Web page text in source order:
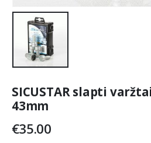
SICUSTAR slapti
43mm
€35.00